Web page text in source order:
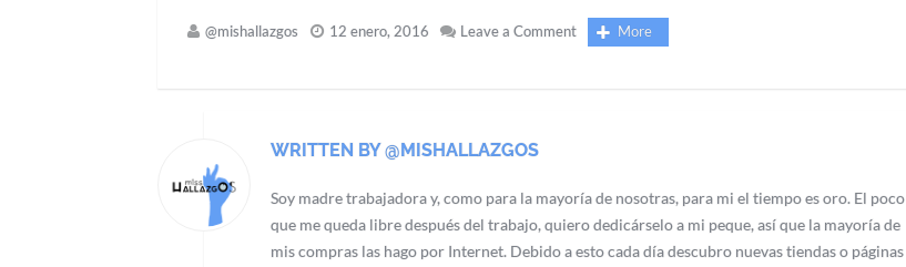
@mishallazgos 12 enero, 2016 Leave a Comment More
WRITTEN BY @MISHALLAZGOS
Soy madre trabajadora y, como para la mayoría de nosotras, para mi el tiempo es oro. El poco
que me queda libre después del trabajo, quiero dedicárselo a mi peque, así que la mayoría de
mis compras las hago por Internet. Debido a esto cada día descubro nuevas tiendas o páginas